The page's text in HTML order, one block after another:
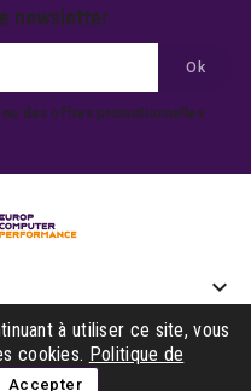
newsletter
des offres promotionnelles
keyboard_arrow_down

à utiliser ce site, vous
cookies. Politique de
Accepter